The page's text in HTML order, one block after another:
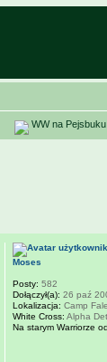
WW na Pejsbuku
Moses
Posty: 582
Dołączył(a): 26 paź
Lokalizacja: Camp
White Cross: Alpha
Na starym Warriorze